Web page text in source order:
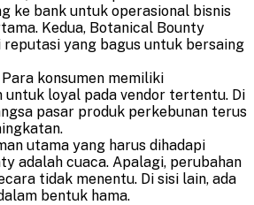
ke bank untuk operasional bisnis
Kedua, Botanical Bounty
reputasi yang bagus untuk bersaing
Para konsumen memiliki
untuk loyal pada vendor tertentu. Di
pasar produk perkebunan terus
utama yang harus dihadapi
adalah cuaca. Apalagi, perubahan
tidak menentu. Di sisi lain, ada
bentuk hama.